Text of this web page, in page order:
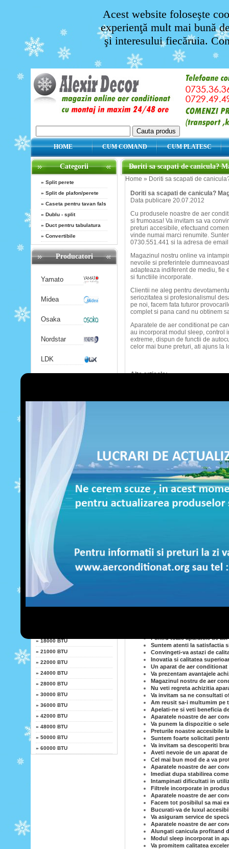
Acest website foloseşte
experienţă mult mai bună
şi interesului fiecăruia.
HOME CUM COMAND CUM PLATESC
Categorii
» Split perete
» Split de plafon/perete
» Caseta pentru tavan fals
» Dublu - split
» Duct pentru tabulatura
» Convertibile
Producatori
Yamato
Midea
Osaka
Nordstar
LDK
Hitachi
LG
Whirlpool
Daikin
Sharp
»
7000 BTU
9000 BTU
»
»12000 BTU
»18000 BTU
» 21000 BTU
» 22000 BTU
» 24000 BTU
» 28000 BTU
» 30000 BTU
» 36000 BTU
» 42000 BTU
» 48000 BTU
» 50000 BTU
» 60000 BTU
Doriti sa scapati de canicula?
Home » Doriti sa scapati de
Doriti sa scapati de canicula?
Data publicare 20.07.2012
Cu produsele noastre de aer
si frumoasa! Va invitam sa va
preturi accesibile, efectuand
vinde numai marci renumite.
0730.551.441 si la adresa de
Magazinul nostru online va
nevoile si preferintele
adapteaza indiferent de mediu, fie
si functiile incorporate.
Clientii ne aleg pentru
seriozitatea si profesionalismul
pe noi, facem fata tuturor
complet si pana cand nu obtinem
Aparatele de aer conditionat pe
au incorporat modul sleep, control
extreme, dispun de functii de
celor mai bune preturi, ati ajuns la
Alte articole:
Consultati-ne magazinul
Am atins cele mai inalte
Profitati astazi de ofertele
Daca alegeti aparatele
vara!
Mentineti-va spiritul
Calitatea superioara ne
Salvati-va economiile, si
Designul aparatelor
Durata serviciilor de montaj
Suntem atenti la detalii si
Sistemele noastre de
Pentru comenzi aer
Pentru toate aparatele de
Suntem atenti la satisfactia
Convingeti-va astazi de
Inovatia si calitatea
Un aparat de aer
Va prezentam avantajele
Magazinul nostru de aer
Nu veti regreta achizitia
Va invitam sa ne consultati
Am reusit sa-i multumim pe
Apelati-ne si veti beneficia
Aparatele noastre de aer
Va punem la dispozitie o
Preturile noastre accesibile
Suntem foarte solicitati
Va invitam sa descoperiti
Aveti nevoie de un aparat
Cel mai bun mod de a va
Aparatele noastre de aer
Imediat dupa stabilirea
Intampinati dificultati in
Filtrele incorporate in
Aparatele noastre de aer
Facem tot posibilul sa mai
Bucurati-va de luxul
Va asiguram service de
Aparatele noastre de aer
Alungati canicula profitand
Modul sleep incorporat in
Va promitem calitatea